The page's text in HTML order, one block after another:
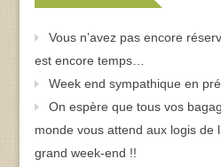
Vous n’avez pas encore
est encore temps…
Week end sympathique en
On espère que tous vos
monde vous attend aux logis de
grand week-end !!